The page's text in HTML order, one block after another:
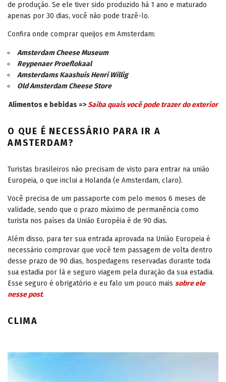
de produção. Se ele tiver sido produzido há 1 ano e maturado
apenas por 30 dias, você não pode trazê-lo.
Confira onde comprar queijos em Amsterdam:
Amsterdam Cheese Museum
Reypenaer Proeflokaal
Amsterdams Kaashuis Henri Willig
Old Amsterdam Cheese Store
Alimentos e bebidas =>Saiba quais você pode trazer do exterior
O QUE É NECESSÁRIO PARA IR A
AMSTERDAM?
Turistas brasileiros não precisam de visto para entrar na união
Europeia, o que inclui a Holanda (e Amsterdam, claro).
Você precisa de um passaporte com pelo menos 6 meses de
validade, sendo que o prazo máximo de permanência como
turista nos países da União Européia é de 90 dias.
Além disso, para ter sua entrada aprovada na União Europeia é
necessário comprovar que você tem passagem de volta dentro
desse prazo de 90 dias, hospedagens reservadas durante toda
sua estadia por lá e seguro viagem pela duração da sua estadia.
Esse seguro é obrigatório e eu falo um pouco mais sobre ele
nesse post.
CLIMA